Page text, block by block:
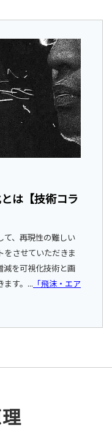
は【技術コラ
て、再現性の難しい
させていただきま
減を可視化技術と画
す。... 「飛沫・エア